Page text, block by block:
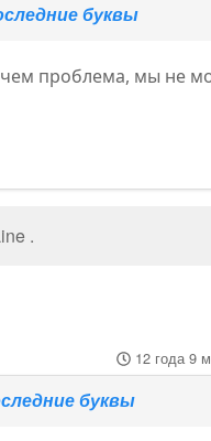
буквы
проблема, мы не
.
12 года 9
буквы